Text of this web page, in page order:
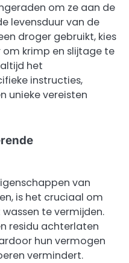
om ze aan de
levensduur van de
droger gebruikt, kies
krimp en slijtage te
het
instructies,
unieke vereisten
van
is het cruciaal om
te vermijden.
residu achterlaten
hun vermogen
vermindert.